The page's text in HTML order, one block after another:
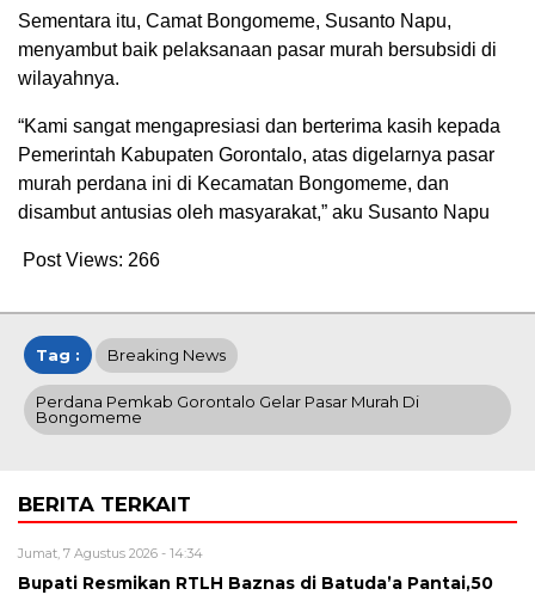
Sementara itu, Camat Bongomeme, Susanto Napu,
menyambut baik pelaksanaan pasar murah bersubsidi di
wilayahnya.
“Kami sangat mengapresiasi dan berterima kasih kepada
Pemerintah Kabupaten Gorontalo, atas digelarnya pasar
murah perdana ini di Kecamatan Bongomeme, dan
disambut antusias oleh masyarakat,” aku Susanto Napu
Post Views: 266
Tag : Breaking News
Perdana Pemkab Gorontalo Gelar Pasar Murah Di
Bongomeme
BERITA TERKAIT
Jumat, 7 Agustus 2026 - 14:34
Bupati Resmikan RTLH Baznas di Batuda’a Pantai,50